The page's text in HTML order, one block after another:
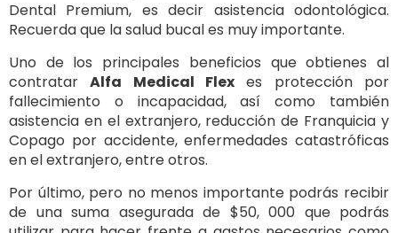
Dental Premium, es decir asistencia odontológica.
Recuerda que la salud bucal es muy importante.
Uno de los principales beneficios que obtienes al
contratarAlfa Medical Flex es protección por
fallecimiento o incapacidad, así como también
asistencia en el extranjero, reducción de Franquicia y
Copago por accidente, enfermedades catastróficas
en el extranjero, entre otros.
Por último, pero no menos importante podrás recibir
de una suma asegurada de $50, 000 que podrás